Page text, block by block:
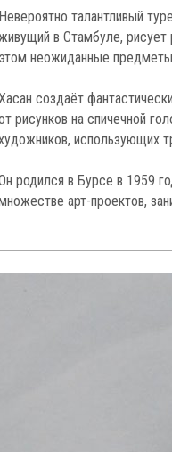
Невероятно талантливый
в Стамбуле, рисует
этом неожиданные предметы.
создаёт
рисунков на спичечной
использующих
родился в Бурсе в 1959
арт-проектов,